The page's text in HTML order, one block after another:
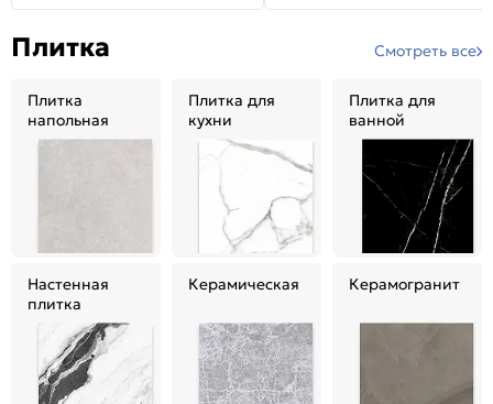
Плитка Смотреть все
Плитка
напольная
Плитка для
кухни
Плитка для
ванной
Настенная
плитка
Керамическая Керамогранит